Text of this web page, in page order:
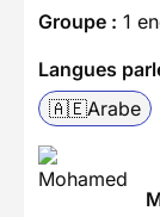
Groupe : 1
Langues
🇦🇪Arabe